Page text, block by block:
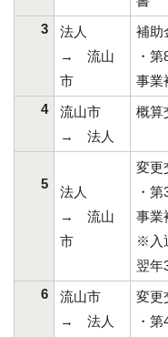
3
法人
→ 流山
市
補助
・
事業
4
流山市
→ 法人
概算
5
法人
→ 流山
市
変更
・
事業
※入
翌年
6
流山市
→ 法人
変更
・